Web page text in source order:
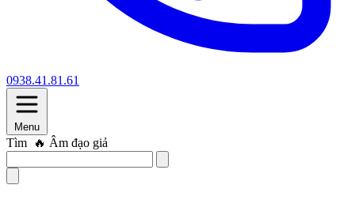
0938.41.81.61
Menu
Tìm 🔥 Âm đạo giả